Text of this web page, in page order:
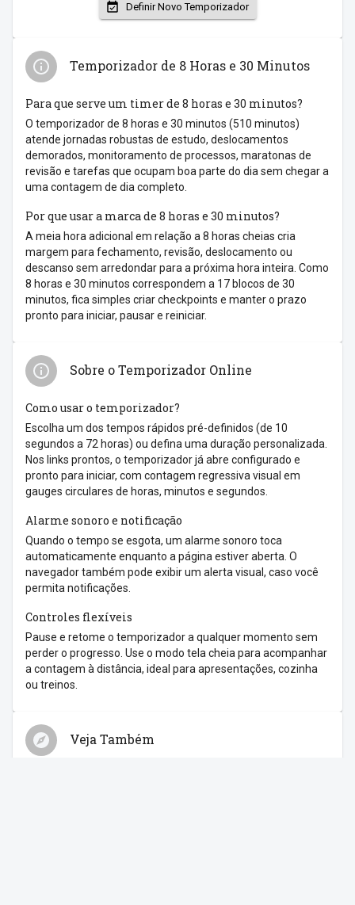
Definir Novo Temporizador
Temporizador de 8 Horas e 30 Minutos
Para que serve um timer de 8 horas e 30 minutos?
O temporizador de 8 horas e 30 minutos (510 minutos)
atende jornadas robustas de estudo, deslocamentos
demorados, monitoramento de processos, maratonas de
revisão e tarefas que ocupam boa parte do dia sem chegar a
uma contagem de dia completo.
Por que usar a marca de 8 horas e 30 minutos?
A meia hora adicional em relação a 8 horas cheias cria
margem para fechamento, revisão, deslocamento ou
descanso sem arredondar para a próxima hora inteira. Como
8 horas e 30 minutos correspondem a 17 blocos de 30
minutos, fica simples criar checkpoints e manter o prazo
pronto para iniciar, pausar e reiniciar.
Sobre o Temporizador Online
Como usar o temporizador?
Escolha um dos tempos rápidos pré-definidos (de 10
segundos a 72 horas) ou defina uma duração personalizada.
Nos links prontos, o temporizador já abre configurado e
pronto para iniciar, com contagem regressiva visual em
gauges circulares de horas, minutos e segundos.
Alarme sonoro e notificação
Quando o tempo se esgota, um alarme sonoro toca
automaticamente enquanto a página estiver aberta. O
navegador também pode exibir um alerta visual, caso você
permita notificações.
Controles flexíveis
Pause e retome o temporizador a qualquer momento sem
perder o progresso. Use o modo tela cheia para acompanhar
a contagem à distância, ideal para apresentações, cozinha
ou treinos.
Veja Também